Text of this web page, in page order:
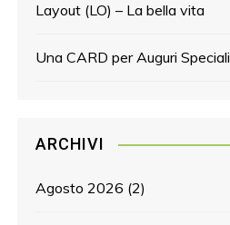
Layout (LO) – La bella vita
Una CARD per Auguri Speciali
ARCHIVI
Agosto 2026 (2)